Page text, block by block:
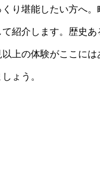
り堪能したい方へ
紹介します。歴史
上の体験がここに
ょう。